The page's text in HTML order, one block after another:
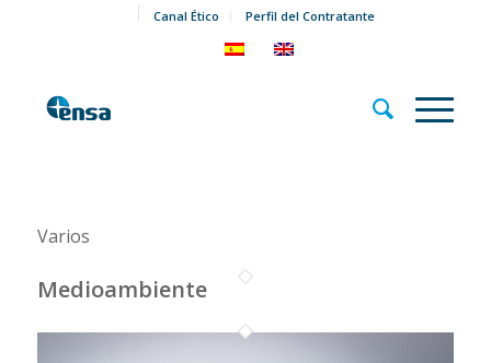
Canal Ético Perfil del Contratante
Varios
Medioambiente